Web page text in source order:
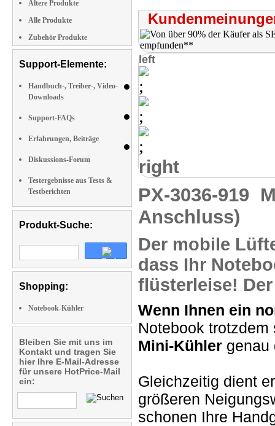
Ältere Produkte
Alle Produkte
Zubehör Produkte
Support-Elemente:
Handbuch-, Treiber-, Video-
Downloads
Support-FAQs
Erfahrungen, Beiträge
Diskussions-Forum
Testergebnisse aus Tests &
Testberichten
Produkt-Suche:
Shopping:
Notebook-Kühler
Bleiben Sie mit uns im
Kontakt und tragen Sie
hier Ihre E-Mail-Adresse
für unsere HotPrice-Mail
ein:
left
right
PX-3036-919
Anschluss)
Der mobile
dass Ihr
flüsterleise!
Wenn Ihnen ein
Notebook
Mini-Kühler genau
Gleichzeitig dient
größeren
schonen Ihre